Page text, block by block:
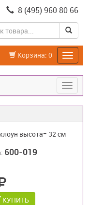
8 (495) 960 80 66
Корзина: 0
высота= 32 см
600-019
КУПИТЬ